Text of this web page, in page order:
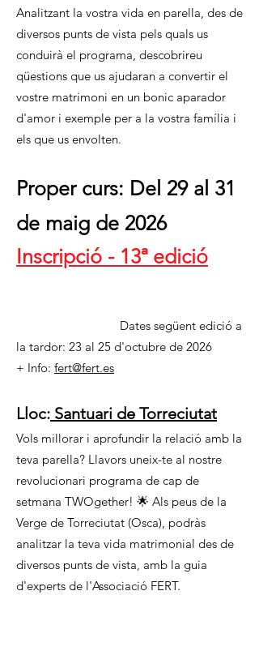
Analitzant la vostra vida en parella, des de
diversos punts de vista pels quals us
conduirà el programa, descobrireu
qüestions que us ajudaran a convertir el
vostre matrimoni en un bonic aparador
d'amor i exemple per a la vostra família i
els que us envolten.
Proper curs: Del 29 al 31
de maig de 2026
Inscripció - 13ª edició
Dates següent edició a
la tardor: 23 al 25 d'octubre de 2026
+ Info: fert@fert.es
Lloc: Santuari de Torreciutat
Vols millorar i aprofundir la relació amb la
teva parella? Llavors uneix-te al nostre
revolucionari programa de cap de
setmana TWOgether! 🌟 Als peus de la
Verge de Torreciutat (Osca), podràs
analitzar la teva vida matrimonial des de
diversos punts de vista, amb la guia
d'experts de l'Associació FERT.